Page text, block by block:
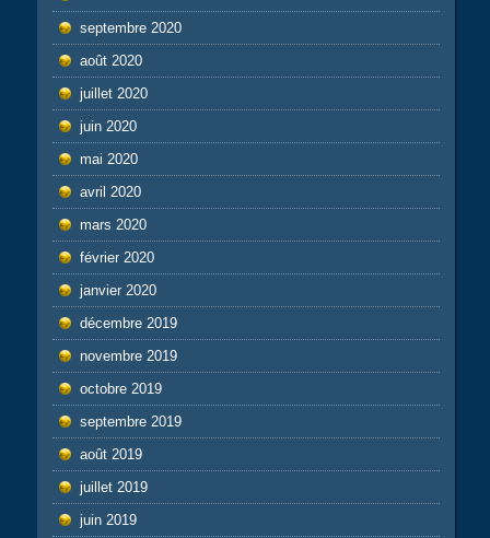
septembre 2020
août 2020
juillet 2020
juin 2020
mai 2020
avril 2020
mars 2020
février 2020
janvier 2020
décembre 2019
novembre 2019
octobre 2019
septembre 2019
août 2019
juillet 2019
juin 2019